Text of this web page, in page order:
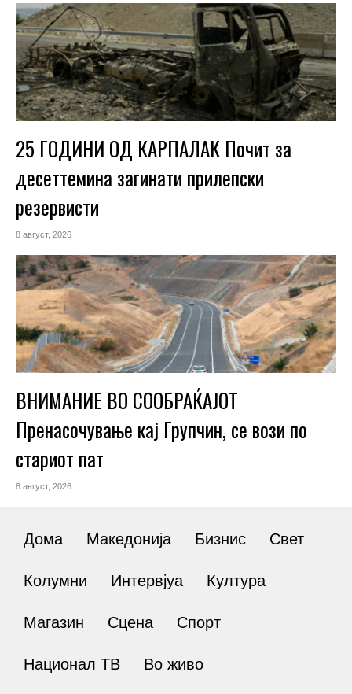
25 ГОДИНИ ОД КАРПАЛАК Почит за
десеттемина загинати прилепски
резервисти
8 август, 2026
ВНИМАНИЕ ВО СООБРАЌАЈОТ
Пренасочување кај Групчин, се вози по
стариот пат
8 август, 2026
Дома Македонија Бизнис Свет
Колумни Интервјуа Култура
Магазин Сцена Спорт
Национал ТВ Во живо